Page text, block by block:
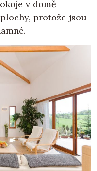
v domě
protože jsou